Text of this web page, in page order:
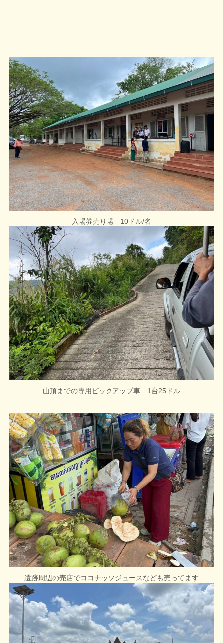
入場券売り場 10ドル/名
山頂までの専用ピックアップ車 1台25ドル
遺跡周辺の売店でココナッツジュースなども売ってます